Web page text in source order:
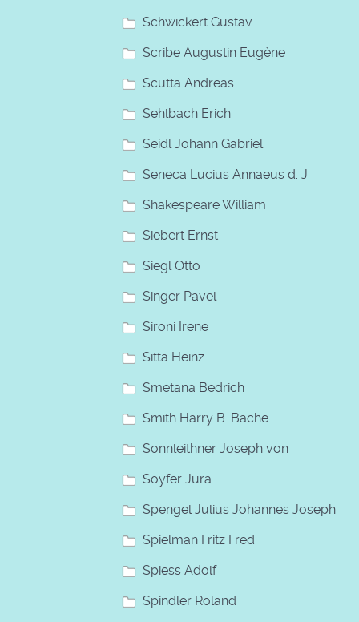
Schwickert Gustav
Scribe Augustin Eugène
Scutta Andreas
Sehlbach Erich
Seidl Johann Gabriel
Seneca Lucius Annaeus d. J
Shakespeare William
Siebert Ernst
Siegl Otto
Singer Pavel
Sironi Irene
Sitta Heinz
Smetana Bedrich
Smith Harry B. Bache
Sonnleithner Joseph von
Soyfer Jura
Spengel Julius Johannes Joseph
Spielman Fritz Fred
Spiess Adolf
Spindler Roland